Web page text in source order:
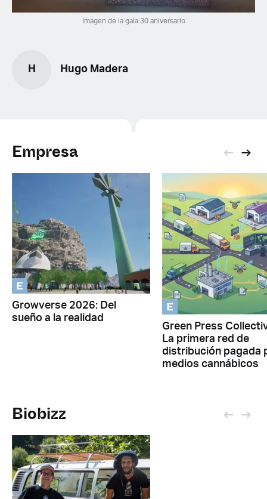
Imagen de la gala 30 aniversario
H Hugo Madera
Empresa
E
Growverse 2026: Del
sueño a la realidad
E
Green Press
La primera red de
distribución pagada
medios cannábicos
Biobizz